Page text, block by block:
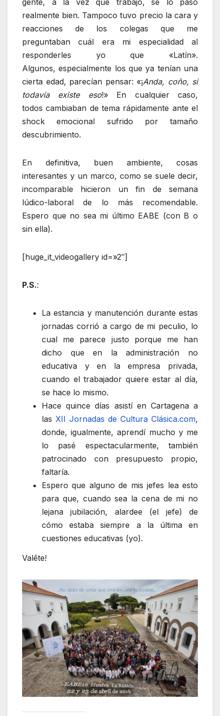
gente, a la vez que trabajó, se lo pasó
realmente bien. Tampoco tuvo precio la cara y
reacciones de los colegas que me
preguntaban cuál era mi especialidad al
responderles yo que «Latín».
Algunos, especialmente los que ya tenían una
cierta edad, parecían pensar: «¡Anda, coño, si
todavía existe eso!» En cualquier caso,
todos cambiaban de tema rápidamente ante el
shock emocional sufrido por tamaño
descubrimiento.
En definitiva, buen ambiente, cosas
interesantes y un marco, como se suele decir,
incomparable hicieron un fin de semana
lúdico-laboral de lo más recomendable.
Espero que no sea mi último EABE (con B o
sin ella).
[huge_it_videogallery id=»2″]
P.S.:
La estancia y manutención durante estas
jornadas corrió a cargo de mi peculio, lo
cual me parece justo porque me han
dicho que en la administración no
educativa y en la empresa privada,
cuando el trabajador quiere estar al día,
se hace lo mismo.
Hace quince días asistí en Cartagena a
las XII Jornadas de Cultura Clásica.com,
donde, igualmente, aprendí mucho y me
lo pasé espectacularmente, también
patrocinado con presupuesto propio,
faltaría.
Espero que alguno de mis jefes lea esto
para que, cuando sea la cena de mi no
lejana jubilación, alardee (el jefe) de
cómo estaba siempre a la última en
cuestiones educativas (yo).
Valēte!